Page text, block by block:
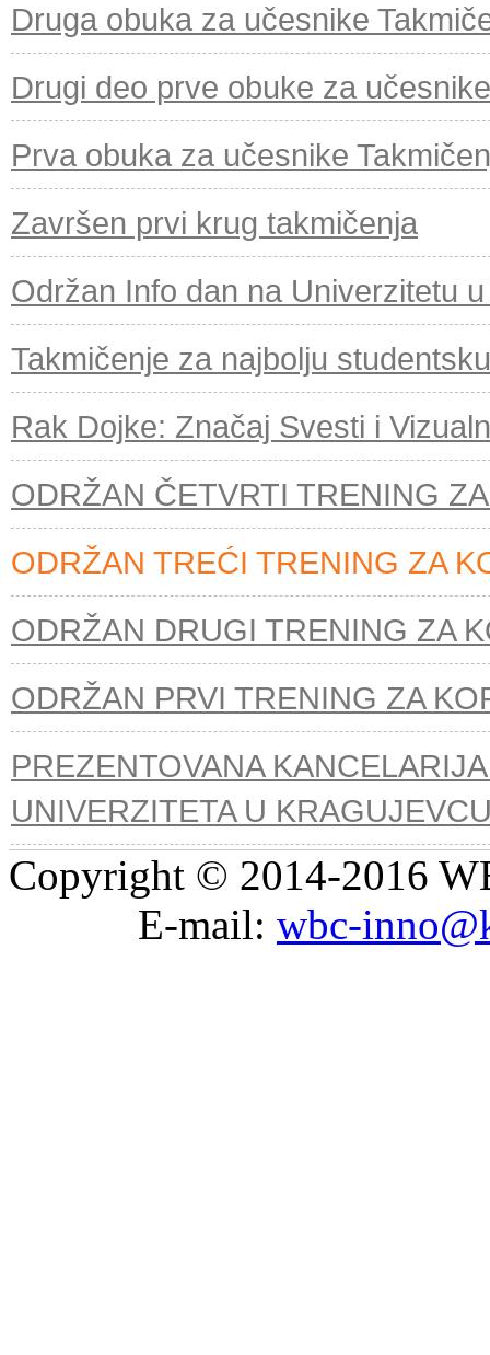
Druga obuka za učesnike
Drugi deo prve obuke za
Prva obuka za učesnike
Završen prvi krug takmičenja
Održan Info dan na Univerzitetu
Takmičenje za najbolju
Rak Dojke: Značaj Svesti i
ODRŽAN ČETVRTI TRENING
ODRŽAN TREĆI TRENING ZA
ODRŽAN DRUGI TRENING ZA
ODRŽAN PRVI TRENING ZA
PREZENTOVANA
UNIVERZITETA U
Copyright © 2014-2016
E-mail: wbc-